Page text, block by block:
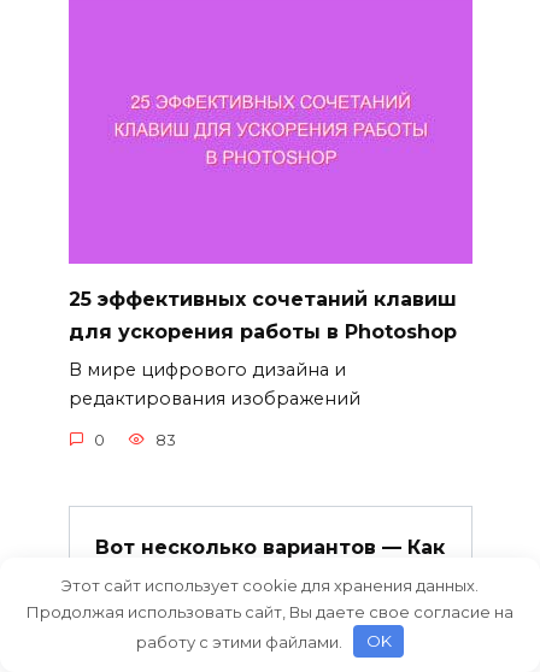
25 эффективных сочетаний клавиш
для ускорения работы в Photoshop
В мире цифрового дизайна и
редактирования изображений
0 83
Вот несколько вариантов — Как
шаг за шагом создать
прозрачную печать в Photoshop
Пошаговое руководство по
Этот сайт использует cookie для хранения данных.
Продолжая использовать сайт, Вы даете свое согласие на
работу с этими файлами.
OK